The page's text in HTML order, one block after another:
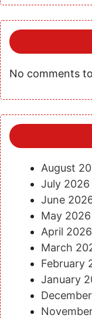
No comments
August
July 2026
June
May 2026
April 2026
March
February
January